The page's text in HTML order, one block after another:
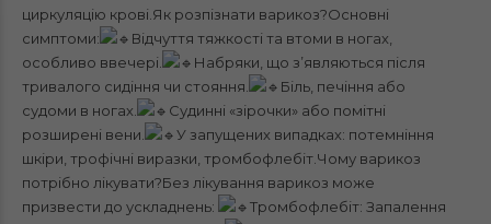
циркуляцію крові.Як розпізнати варикоз?Основні
симптоми:
Відчуття тяжкості та втоми в ногах,
особливо ввечері.
Набряки, що з’являються після
тривалого сидіння чи стояння.
Біль, печіння або
судоми в ногах.
Судинні «зірочки» або помітні
розширені вени.
У запущених випадках: потемніння
шкіри, трофічні виразки, тромбофлебіт.Чому варикоз
потрібно лікувати?Без лікування варикоз може
призвести до ускладнень:
Тромбофлебіт: Запалення